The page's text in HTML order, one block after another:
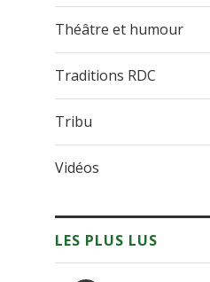
Théâtre et humour
Traditions RDC
Tribu
Vidéos
LES PLUS LUS